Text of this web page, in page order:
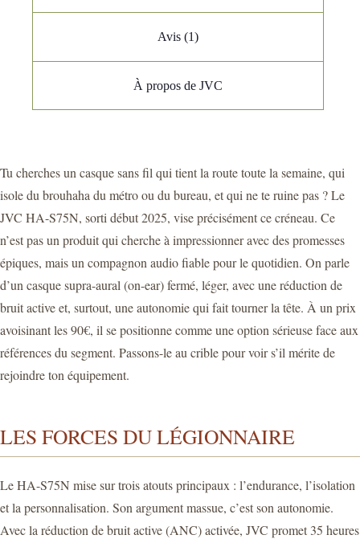
Avis (1)
À propos de JVC
Tu cherches un casque sans fil qui tient la route toute la semaine, qui
isole du brouhaha du métro ou du bureau, et qui ne te ruine pas ? Le
JVC HA-S75N, sorti début 2025, vise précisément ce créneau. Ce
n’est pas un produit qui cherche à impressionner avec des promesses
épiques, mais un compagnon audio fiable pour le quotidien. On parle
d’un casque supra-aural (on-ear) fermé, léger, avec une réduction de
bruit active et, surtout, une autonomie qui fait tourner la tête. À un prix
avoisinant les 90€, il se positionne comme une option sérieuse face aux
références du segment. Passons-le au crible pour voir s’il mérite de
rejoindre ton équipement.
LES FORCES DU LÉGIONNAIRE
Le HA-S75N mise sur trois atouts principaux : l’endurance, l’isolation
et la personnalisation. Son argument massue, c’est son autonomie.
Avec la réduction de bruit active (ANC) activée, JVC promet 35 heures